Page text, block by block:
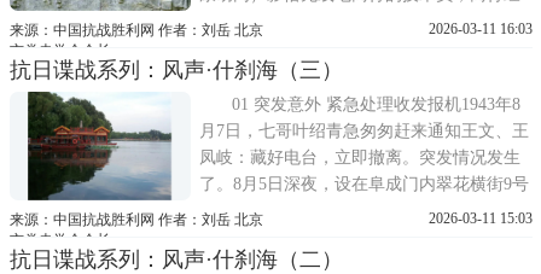
理苏省吾是地下党的掩护关系。半年后，商
了大麻烦。来人叫程震，是苏省吾的同学，
时任国民党新一军战车队队长，从长春来北
平为新一军剧团买
来源：中国抗战胜利网 作者：刘岳 北京
市党史学会会长
2026-03-11 16:03
抗日谍战系列：风声·什刹海（三）
01 突发意外 紧急处理收发报机1943年8
月7日，七哥叶绍青急匆匆赶来通知王文、王
凤岐：藏好电台，立即撤离。突发情况发生
了。8月5日深夜，设在阜成门内翠花横街9号
中央社会部的一部秘密电台被日本宪兵当场
王文、王凤岐将发报机装在一个煤油桶里，
来源：中国抗战胜利网 作者：刘岳 北京
市党史学会会长
2026-03-11 15:03
抗日谍战系列：风声·什刹海（二）